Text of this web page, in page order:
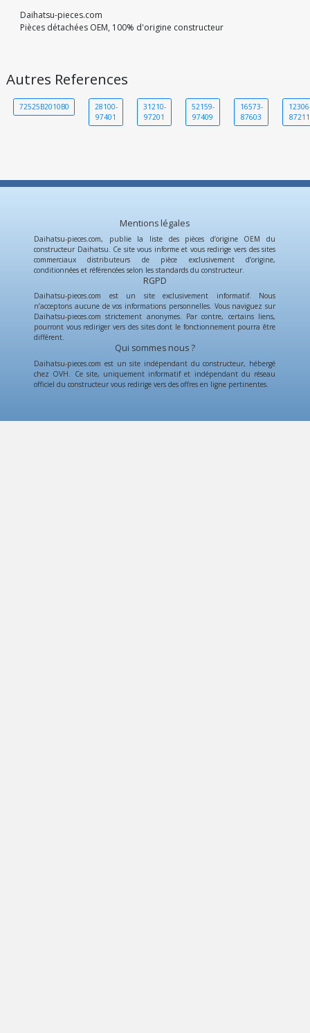
Daihatsu-pieces.com
Pièces détachées OEM, 100% d'origine constructeur
Autres References
72525B2010B0
28100-
97401
31210-
97201
52159-
97409
16573-
87603
87211
Mentions légales
Daihatsu-pieces.com, publie la liste des pièces d’origine OEM du
constructeur Daihatsu. Ce site vous informe et vous redirige vers des sites
commerciaux distributeurs de pièce exclusivement d’origine,
conditionnées et référencées selon les standards du constructeur.
RGPD
Daihatsu-pieces.com est un site exclusivement informatif. Nous
n’acceptons aucune de vos informations personnelles. Vous naviguez sur
Daihatsu-pieces.com strictement anonymes. Par contre, certains liens,
pourront vous rediriger vers des sites dont le fonctionnement pourra être
différent.
Qui sommes nous ?
Daihatsu-pieces.com est un site indépendant du constructeur, hébergé
chez OVH. Ce site, uniquement informatif et indépendant du réseau
officiel du constructeur vous redirige vers des offres en ligne pertinentes.